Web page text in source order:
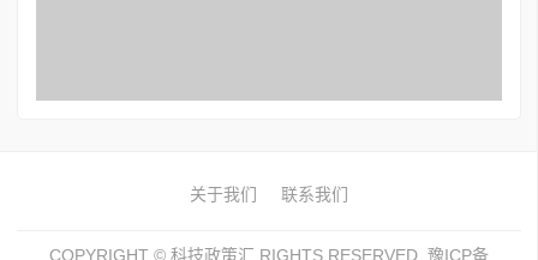
关于我们 联系我们
COPYRIGHT © 科技政策汇 RIGHTS RESERVED. 豫ICP备